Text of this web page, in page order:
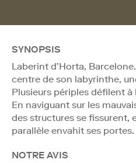
SYNOPSIS
Laberint d’Horta,
centre de son labyrinthe,
Plusieurs périples défilent
En naviguant sur les
des structures se fissurent,
parallèle envahit ses portes.
NOTRE AVIS